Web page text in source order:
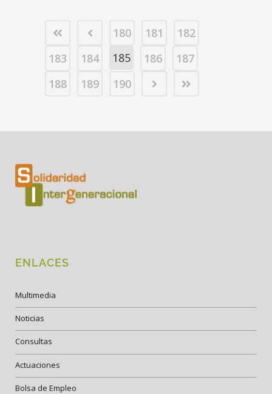
180 181
182
183
184 185 186
187
188
189 190
ENLACES
Multimedia
Noticias
Consultas
Actuaciones
Bolsa de Empleo